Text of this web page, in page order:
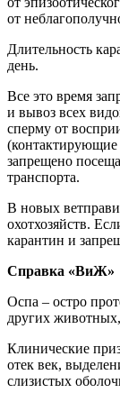
от
Длительность
день.
Все это время
и вывоз всех
сперму от
запрещено
транспорта.
В новых
охотхозяйств.
карантин и
Справка «ВиЖ»
Оспа – остро
других
Клинические
отек век,
слизистых